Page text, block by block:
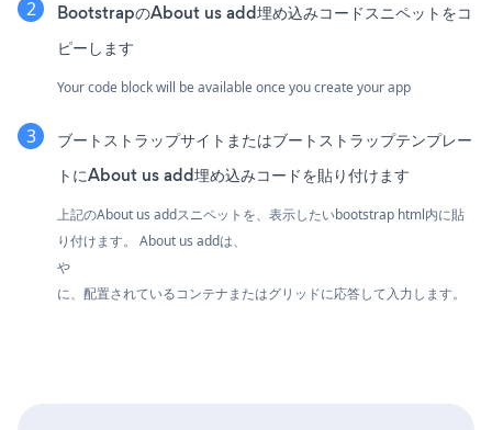
BootstrapのAbout us add埋め込みコードスニペットをコ
ピーします
Your code block will be available once you create your app
ブートストラップサイトまたはブートストラップテンプレー
トにAbout us add埋め込みコードを貼り付けます
上記のAbout us addスニペットを、表示したいbootstrap html内に貼
り付けます。 About us addは、
や
に、配置されているコンテナまたはグリッドに応答して入力します。